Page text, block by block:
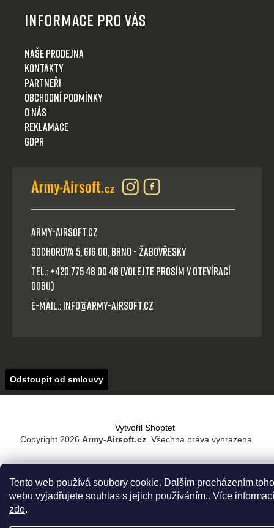
Tento web používá soubory cookie. Dalším procházením
webu vyjadřujete souhlas s jejich používáním.. Více informací
zde.
Informace pro Vás
Naše prodejna
Kontakty
Partneři
Obchodní podmínky
O nás
Reklamace
GDPR
Army-Airsoft.cz
Sochorova 5, 616 00, Brno - Žabovřesky
Tel.: +420 775 48 00 48 (volejte prosím v otevírací
dobu)
E-mail.: info@army-airsoft.cz
Odstoupit od smlouvy
Vytvořil Shoptet
Copyright 2026 Army-Airsoft.cz. Všechna práva vyhrazena.